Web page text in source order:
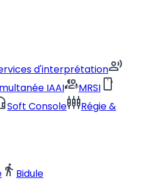
d'interprétationrecord_voice_over
IAAIinterpreter_modeMRSI smartphone
Soft Consolesettings_input_componentRégie &
directions_walk Bidule